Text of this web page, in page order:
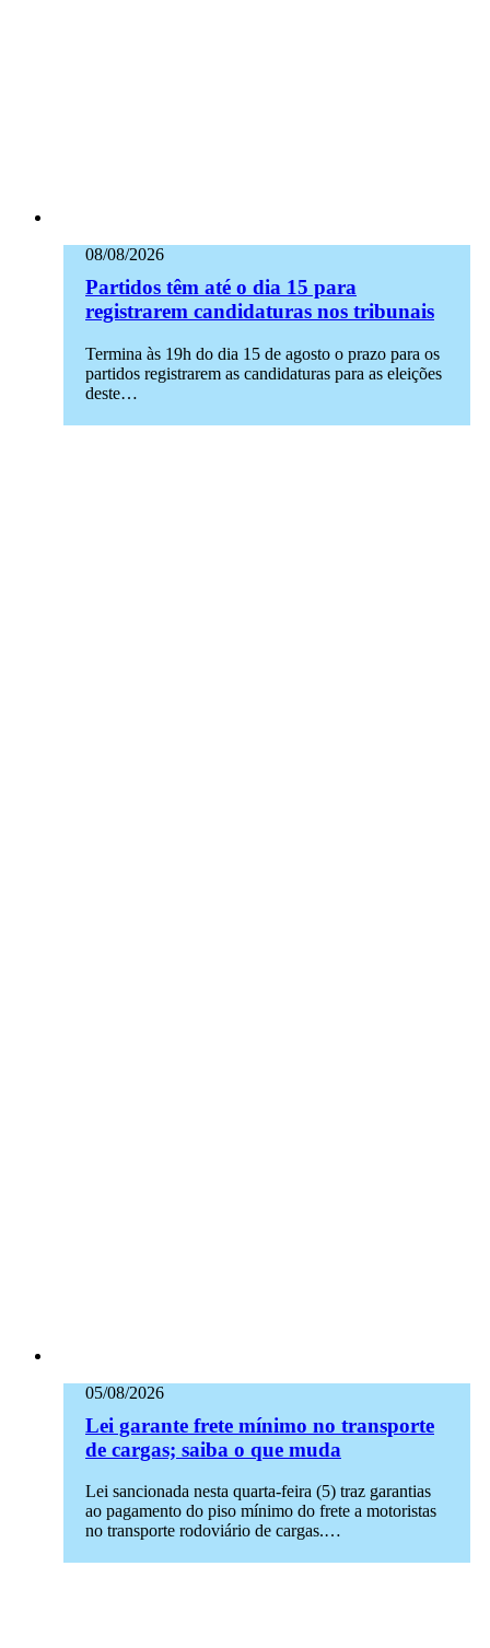
08/08/2026
Partidos têm até o dia 15 para
registrarem candidaturas nos tribunais
Termina às 19h do dia 15 de agosto o prazo para os
partidos registrarem as candidaturas para as eleições
deste…
05/08/2026
Lei garante frete mínimo no transporte
de cargas; saiba o que muda
Lei sancionada nesta quarta-feira (5) traz garantias
ao pagamento do piso mínimo do frete a motoristas
no transporte rodoviário de cargas.…